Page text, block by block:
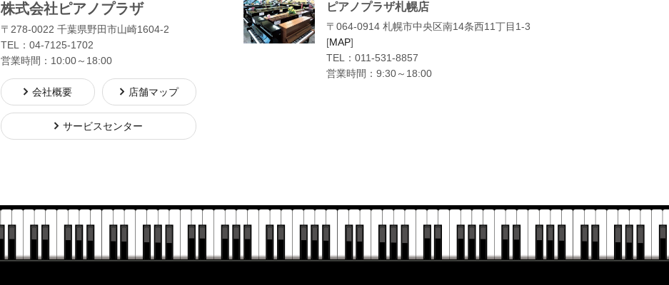
株式会社ピアノプラザ
〒278-0022 千葉県野田市山崎1604-2
TEL： 04-7125-1702
営業時間：10:00～18:00
会社概要 店舗マップ
サービスセンター
ピアノプラザ札幌店
〒064-0914 札幌市中央区南14条西11丁目1-3
[MAP]
TEL： 011-531-8857
営業時間：9:30～18:00